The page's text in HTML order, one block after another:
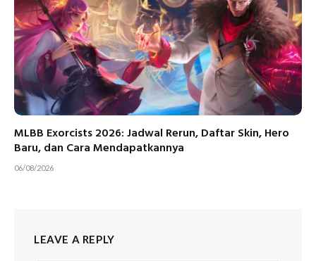
MLBB Exorcists 2026: Jadwal Rerun, Daftar Skin, Hero
Baru, dan Cara Mendapatkannya
06/08/2026
LEAVE A REPLY